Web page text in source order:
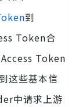
到
Token合
Token
这些基本信
中请求上游